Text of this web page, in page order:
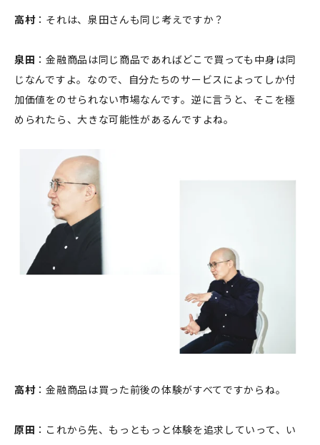
高村：それは、泉田さんも同じ考えですか？
泉田 ：金融商品は同じ商品であればどこで買っても中身は同
じなんですよ。なので、自分たちのサービスによってしか付
加価値をのせられない市場なんです。逆に言うと、そこを極
められたら、大きな可能性があるんですよね。
高村：金融商品は買った前後の体験がすべてですからね。
原田 ：これから先、もっともっと体験を追求していって、い